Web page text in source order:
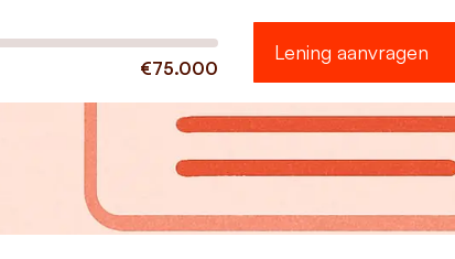
€75.000
Lening aanvragen